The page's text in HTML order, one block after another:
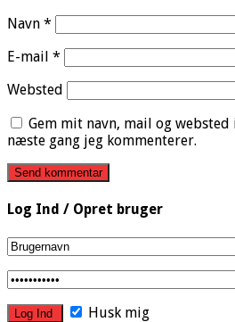
Navn *
E-mail *
Websted
Gem mit navn, mail og
næste gang jeg kommenterer.
Log Ind / Opret bruger
Husk mig